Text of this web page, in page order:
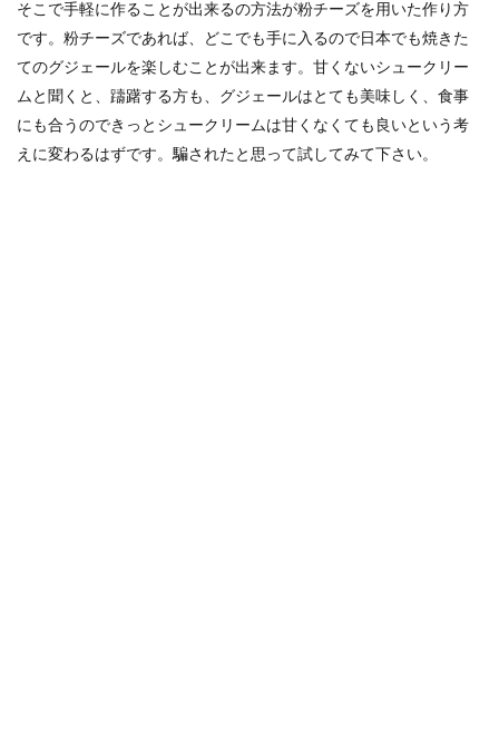
そこで手軽に作ることが出来るの方法が粉チーズを用いた作り方
です。粉チーズであれば、どこでも手に入るので日本でも焼きた
てのグジェールを楽しむことが出来ます。甘くないシュークリー
ムと聞くと、躊躇する方も、グジェールはとても美味しく、食事
にも合うのできっとシュークリームは甘くなくても良いという考
えに変わるはずです。騙されたと思って試してみて下さい。